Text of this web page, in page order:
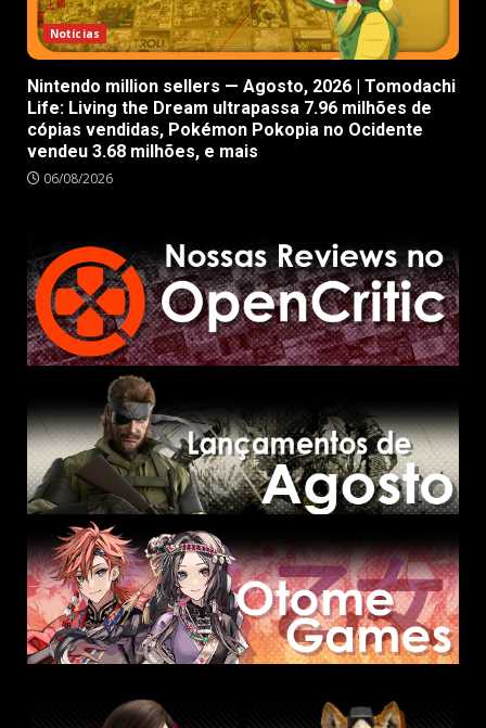
Notícias
Nintendo million sellers — Agosto, 2026 | Tomodachi
Life: Living the Dream ultrapassa 7.96 milhões de
cópias vendidas, Pokémon Pokopia no Ocidente
vendeu 3.68 milhões, e mais
06/08/2026